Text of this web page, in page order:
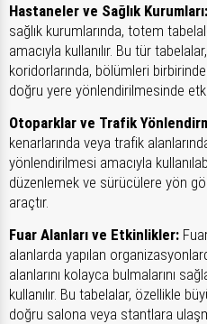
Hastaneler ve Sağlık Kurumları:
sağlık kurumlarında, totem
amacıyla kullanılır. Bu tür
koridorlarında, bölümleri
doğru yere yönlendirilmesinde
Otoparklar ve Trafik
kenarlarında veya trafik
yönlendirilmesi amacıyla
düzenlemek ve sürücülere yön
araçtır.
Fuar Alanları ve Etkinlikler:
alanlarda yapılan
alanlarını kolayca bulmalarını
kullanılır. Bu tabelalar, özellikle
doğru salona veya stantlara